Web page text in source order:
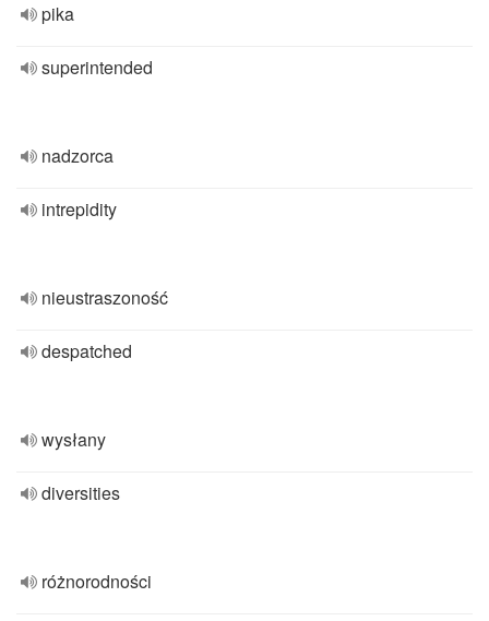
pika
superintended
nadzorca
intrepidity
nieustraszoność
despatched
wysłany
diversities
różnorodności